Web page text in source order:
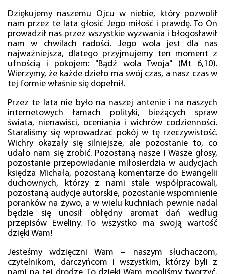
Dziękujemy naszemu Ojcu w niebie, który pozwolił
nam przez te lata głosić Jego miłość i prawdę. To On
prowadził nas przez wszystkie wyzwania i błogosławił
nam w chwilach radości. Jego wola jest dla nas
najważniejsza, dlatego przyjmujemy ten moment z
ufnością i pokojem: "Bądź wola Twoja" (Mt 6,10).
Wierzymy, że każde dzieło ma swój czas, a nasz czas w
tej formie właśnie się dopełnił.
Przez te lata nie było na naszej antenie i na naszych
internetowych łamach polityki, bieżących spraw
świata, nienawiści, oceniania i wichrów codzienności.
Staraliśmy się wprowadzać pokój w tę rzeczywistość.
Wichry okazały się silniejsze, ale pozostanie to, co
udało nam się zrobić. Pozostaną nasze i Wasze głosy,
pozostanie przepowiadanie miłosierdzia w audycjach
księdza Michała, pozostaną komentarze do Ewangelii
duchownych, którzy z nami stale współpracowali,
pozostaną audycje autorskie, pozostanie wspomnienie
poranków na żywo, a w wielu kuchniach pewnie nadal
będzie się unosił obłędny aromat dań według
przepisów Eweliny. To wszystko ma swoją wartość
dzięki Wam!
Jesteśmy wdzięczni Wam – naszym słuchaczom,
czytelnikom, darczyńcom i wszystkim, którzy byli z